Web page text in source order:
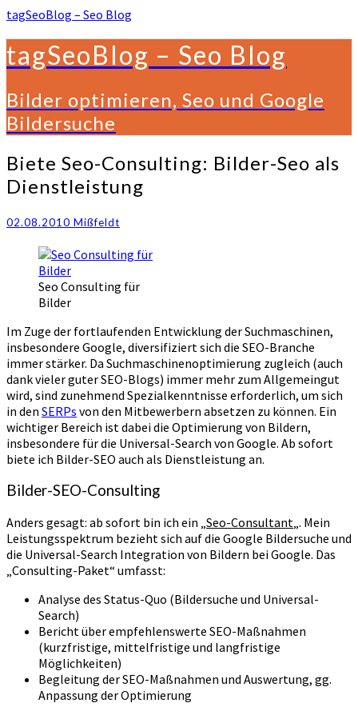
tagSeoBlog – Seo Blog
tagSeoBlog – Seo Blog
Bilder optimieren, Seo und Google
Bildersuche
Biete
Seo-
Consulting:
Seo
Dienstleistung
Biete Seo-Consulting: Bilder-Seo als
Dienstleistung
02.08.2010 Mißfeldt
Seo Consulting für
Bilder
Im Zuge der fortlaufenden Entwicklung der Suchmaschinen,
insbesondere Google, diversifiziert sich die SEO-Branche
immer stärker. Da Suchmaschinenoptimierung zugleich (auch
dank vieler guter SEO-Blogs) immer mehr zum Allgemeingut
wird, sind zunehmend Spezialkenntnisse erforderlich, um sich
in den SERPs von den Mitbewerbern absetzen zu können. Ein
wichtiger Bereich ist dabei die Optimierung von Bildern,
insbesondere für die Universal-Search von Google. Ab sofort
biete ich Bilder-SEO auch als Dienstleistung an.
Bilder-SEO-Consulting
Anders gesagt: ab sofort bin ich ein „Seo-Consultant„. Mein
Leistungsspektrum bezieht sich auf die Google Bildersuche und
die Universal-Search Integration von Bildern bei Google. Das
„Consulting-Paket“ umfasst:
Analyse des Status-Quo (Bildersuche und Universal-
Search)
Bericht über empfehlenswerte SEO-Maßnahmen
(kurzfristige, mittelfristige und langfristige
Möglichkeiten)
Begleitung der SEO-Maßnahmen und Auswertung, gg.
Anpassung der Optimierung